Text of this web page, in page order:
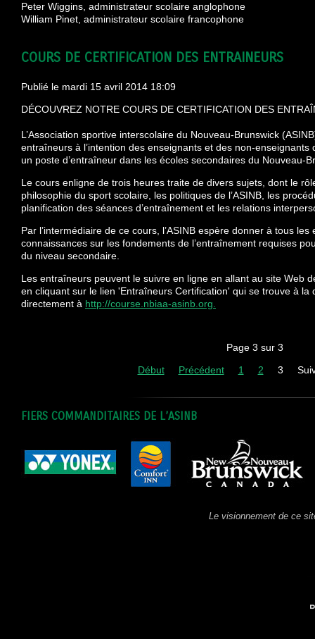
Peter Wiggins, administrateur scolaire anglophone
William Pinet, administrateur scolaire francophone
COURS DE CERTIFICATION DES ENTRAINEURS
Publié le mardi 15 avril 2014 18:09
DÉCOUVREZ NOTRE COURS DE CERTIFICATION DES
L’Association sportive interscolaire du Nouveau-Brunswick
entraîneurs à l’intention des enseignants et des non-
un poste d’entraîneur dans les écoles secondaires du Nouveau-
Le cours enligne de trois heures traite de divers sujets, dont le
philosophie du sport scolaire, les politiques de l’ASINB, les
planification des séances d’entraînement et les relations
Par l’intermédiaire de ce cours, l’ASINB espère donner à tous
connaissances sur les fondements de l’entraînement requises
du niveau secondaire.
Les entraîneurs peuvent le suivre en ligne en allant au site Web
en cliquant sur le lien 'Entraîneurs Certification' qui se trouve à
directement à http://course.nbiaa-asinb.org.
Page 3 sur 3
Début
Précédent 1 2 3
FIERS COMMANDITAIRES DE L’ASINB
Le visionnement de ce